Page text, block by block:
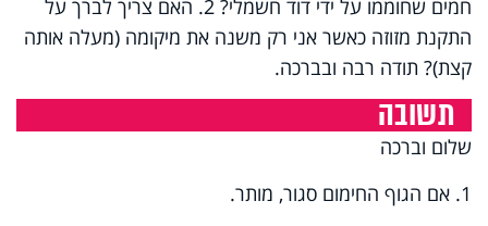
חמים שחוממו על ידי דוד חשמלי? 2. האם צריך לברך על
התקנת מזוזה כאשר אני רק משנה את מיקומה (מעלה אותה
קצת)? תודה רבה ובברכה.
תשובה
שלום וברכה
1. אם הגוף החימום סגור, מותר.